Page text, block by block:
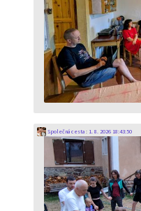
Společná cesta: 1. 8. 2026 18:43:50